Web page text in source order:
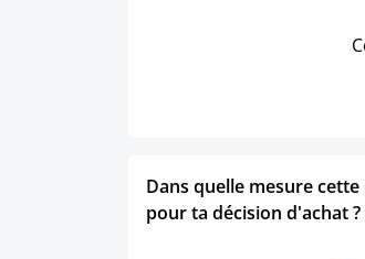
Dans quelle mesure
pour ta décision d'achat ?